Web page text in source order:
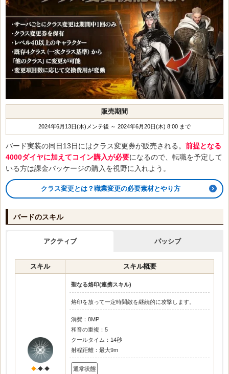
販売期間
2024年6月13日(木)メンテ後 ～ 2024年6月20日(木) 8:00 まで
バード実装の同日13日にはクラス変更券が販売される。 前提となる
4000ダイヤに加えてコイン購入が必要になるので、転職を予定して
いる方は課金パッケージの購入を視野に入れよう。
クラス変更とは？職業変更の必要素材とやり方
バードのスキル
アクティブ パッシブ
スキル スキル概要
◆-◆-◆
聖なる烙印(連携スキル)
烙印を放って一定時間敵を継続的に攻撃します。
消費：8MP
和音の重複：5
クールタイム：14秒
射程距離：最大9m